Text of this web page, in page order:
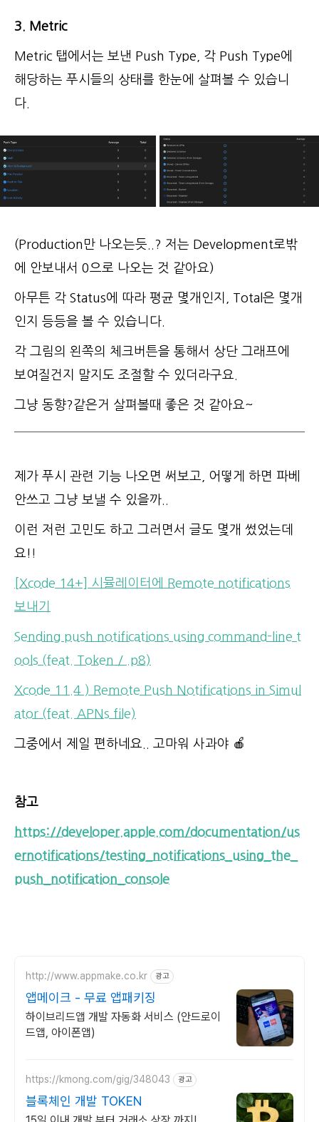
3. Metric
Metric 탭에서는 보낸 Push Type, 각 Push Type에
해당하는 푸시들의 상태를 한눈에 살펴볼 수 있습니
다.
(Production만 나오는듯..? 저는 Development로밖
에 안보내서 0으로 나오는 것 같아요)
아무튼 각 Status에 따라 평균 몇개인지, Total은 몇개
인지 등등을 볼 수 있습니다.
각 그림의 왼쪽의 체크버튼을 통해서 상단 그래프에
보여질건지 말지도 조절할 수 있더라구요.
그냥 동향?같은거 살펴볼때 좋은 것 같아요~
제가 푸시 관련 기능 나오면 써보고, 어떻게 하면 파베
안쓰고 그냥 보낼 수 있을까..
이런 저런 고민도 하고 그러면서 글도 몇개 썼었는데
요! !
[Xcode 14+] 시뮬레이터에 Remote notifications
보내기
Sending push notifications using command-line t
ools (feat. Token / .p8)
Xcode 11.4 ) Remote Push Notifications in Simul
ator (feat. APNs file)
그중에서 제일 편하네요.. 고마워 사과야 🍎
참고
https://developer.apple.com/documentation/us
ernotifications/testing_notifications_using_the_
push_notification_console
http://www.appmake.co.kr 광고
앱메이크 - 무료 앱패키징
하이브리드앱 개발 자동화 서비스 (안드로이
드앱, 아이폰앱)
https://kmong.com/gig/348043 광고
블록체인 개발 TOKEN